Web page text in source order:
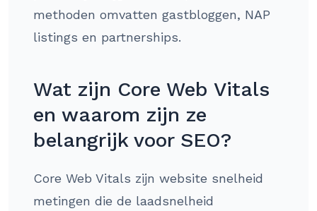
methoden omvatten gastbloggen, NAP
listings en partnerships.
Wat zijn Core Web Vitals
en waarom zijn ze
belangrijk voor SEO?
Core Web Vitals zijn website snelheid
metingen die de laadsnelheid